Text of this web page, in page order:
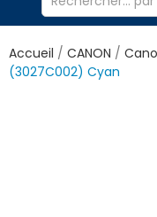
Accueil CANON
(3027C002) Cyan